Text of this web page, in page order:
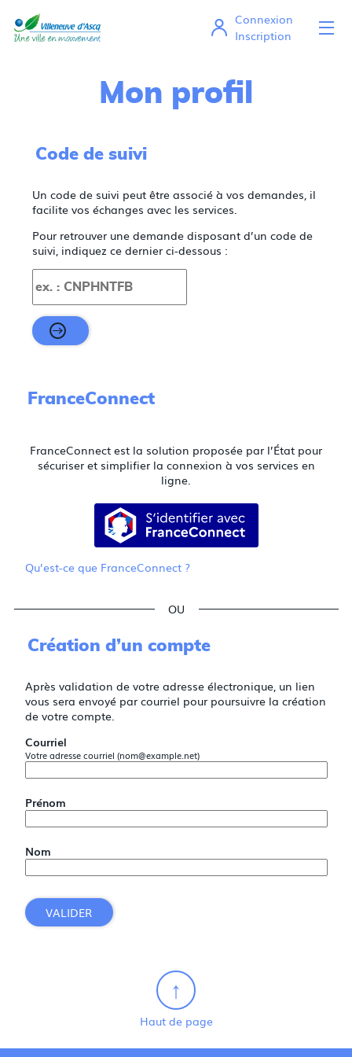
Mes démarches en ligne
Connexion
Inscription
Mon profil
Code de suivi
Un code de suivi peut être associé à vos demandes, il
facilite vos échanges avec les services.
Pour retrouver une demande disposant d’un code de
suivi, indiquez ce dernier ci-dessous :
Code de suivi
FranceConnect
FranceConnect est la solution proposée par l’État pour
sécuriser et simplifier la connexion à vos services en
ligne.
S’identifier avec FranceConnect
Qu’est-ce que FranceConnect ?
Création d’un compte
Après validation de votre adresse électronique, un lien
vous sera envoyé par courriel pour poursuivre la création
de votre compte.
Courriel
Votre adresse courriel (nom@example.net)
Prénom
Nom
VALIDER
Haut de page